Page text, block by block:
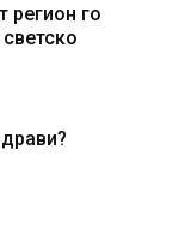
регион го